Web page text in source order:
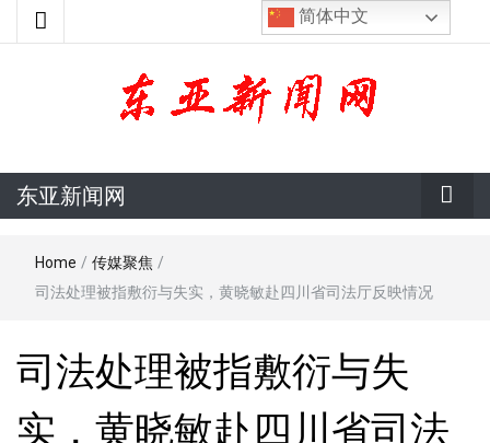
东亚新闻网
东亚新闻网
Home / 传媒聚焦 /
司法处理被指敷衍与失实，黄晓敏赴四川省司法厅反映情况
司法处理被指敷衍与失
实，黄晓敏赴四川省司法
简体中文